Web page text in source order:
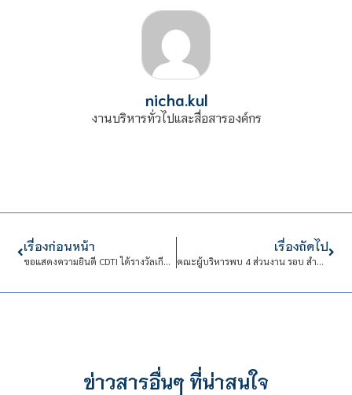
nicha.kul
งานบริหารทั่วไปและสื่อสารองค์กร
เรื่องก่อนหน้า
ขอแสดงความยินดี CDTI ได้รางวัลเกียรติบัตรเหรียญทอง สาขาวิชาช่างยนต์ การแข่งขันทักษะวิชาชีพ การประกวดนวัตกรรมและสิ่งประดิษฐ์ และกีฬา ระดับชาติ พ.ศ. 2566
เรื่องถัดไป
คณะผู้บริหารพบ 4 ส่วนงาน รอบ สำนักวิชาเทคโนโลยีเกษตรนวัต
ข่าวสารอื่นๆ ที่น่าสนใจ